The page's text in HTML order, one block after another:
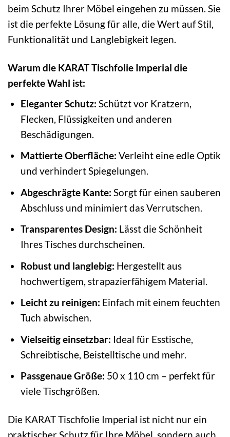
beim Schutz Ihrer Möbel eingehen zu müssen. Sie
ist die perfekte Lösung für alle, die Wert auf Stil,
Funktionalität und Langlebigkeit legen.
Warum die KARAT Tischfolie Imperial die
perfekte Wahl ist:
Eleganter Schutz: Schützt vor Kratzern,
Flecken, Flüssigkeiten und anderen
Beschädigungen.
Mattierte Oberfläche: Verleiht eine edle Optik
und verhindert Spiegelungen.
Abgeschrägte Kante: Sorgt für einen sauberen
Abschluss und minimiert das Verrutschen.
Transparentes Design: Lässt die Schönheit
Ihres Tisches durchscheinen.
Robust und langlebig: Hergestellt aus
hochwertigem, strapazierfähigem Material.
Leicht zu reinigen: Einfach mit einem feuchten
Tuch abwischen.
Vielseitig einsetzbar: Ideal für Esstische,
Schreibtische, Beistelltische und mehr.
Passgenaue Größe: 50 x 110 cm – perfekt für
viele Tischgrößen.
Die KARAT Tischfolie Imperial ist nicht nur ein